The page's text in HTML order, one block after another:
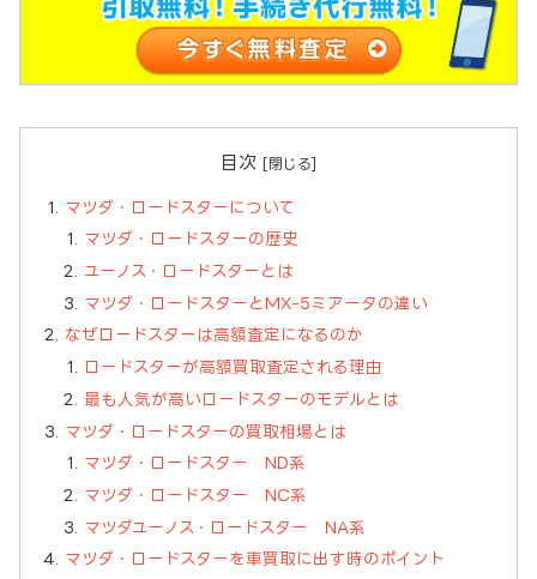
目次
マツダ・ロードスターについて
マツダ・ロードスターの歴史
ユーノス・ロードスターとは
マツダ・ロードスターとMX-5ミアータの違い
なぜロードスターは高額査定になるのか
ロードスターが高額買取査定される理由
最も人気が高いロードスターのモデルとは
マツダ・ロードスターの買取相場とは
マツダ・ロードスター ND系
マツダ・ロードスター NC系
マツダユーノス・ロードスター NA系
マツダ・ロードスターを車買取に出す時のポイント